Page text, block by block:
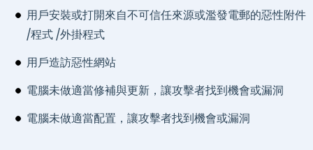
用戶安裝或打開來自不可信任來源或濫發電郵的惡性附件
/程式 /外掛程式
用戶造訪惡性網站
電腦未做適當修補與更新，讓攻擊者找到機會或漏洞
電腦未做適當配置，讓攻擊者找到機會或漏洞